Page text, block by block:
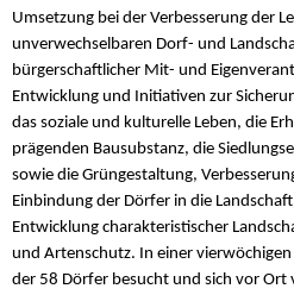
Umsetzung bei der Verbesserung der
unverwechselbaren Dorf- und
bürgerschaftlicher Mit- und
Entwicklung und Initiativen zur
das soziale und kulturelle Leben, die
prägenden Bausubstanz, die
sowie die Grüngestaltung,
Einbindung der Dörfer in die
Entwicklung charakteristischer
und Artenschutz. In einer
der 58 Dörfer besucht und sich vor Ort